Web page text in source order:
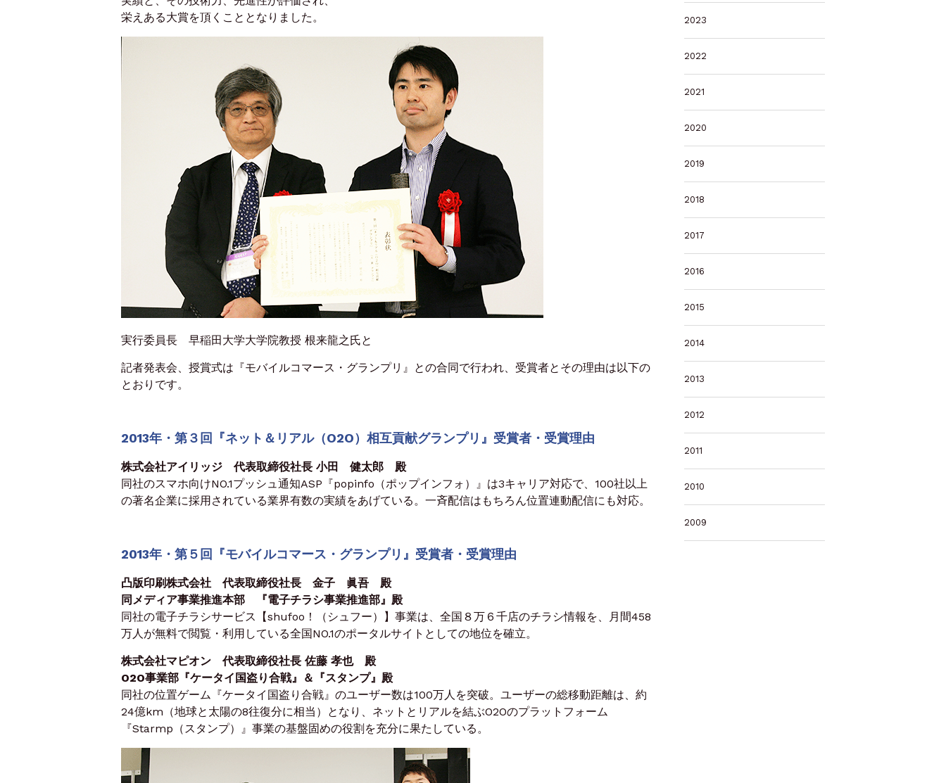
栄えある大賞を頂くこととなりました。
実行委員長 早稲田大学大学院教授 根来龍之氏と
記者発表会、授賞式は『モバイルコマース・グランプリ』との合同で行われ、受賞者とその理由は以下の
とおりです。
2013年・第３回『ネット＆リアル（O2O）相互貢献グランプリ』受賞者・受賞理由
株式会社アイリッジ 代表取締役社長 小田 健太郎 殿
同社のスマホ向けNO.1プッシュ通知ASP『popinfo（ポップインフォ）』は3キャリア対応で、100社以上
の著名企業に採用されている業界有数の実績をあげている。一斉配信はもちろん位置連動配信にも対応。
2013年・第５回『モバイルコマース・グランプリ』受賞者・受賞理由
凸版印刷株式会社 代表取締役社長 金子 眞吾 殿
同メディア事業推進本部 『電子チラシ事業推進部』殿
同社の電子チラシサービス【shufoo！（シュフー）】事業は、全国８万６千店のチラシ情報を、月間458
万人が無料で閲覧・利用している全国NO.1のポータルサイトとしての地位を確立。
株式会社マピオン 代表取締役社長 佐藤 孝也 殿
O2O事業部『ケータイ国盗り合戦』＆『スタンプ』殿
同社の位置ゲーム『ケータイ国盗り合戦』のユーザー数は100万人を突破。ユーザーの総移動距離は、約
24億km（地球と太陽の8往復分に相当）となり、ネットとリアルを結ぶO2Oのプラットフォーム
『Starmp（スタンプ）』事業の基盤固めの役割を充分に果たしている。
2023
2022
2021
2020
2019
2018
2017
2016
2015
2014
2013
2012
2011
2010
2009